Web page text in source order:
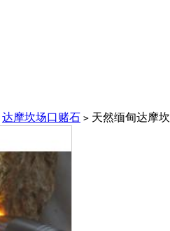
达摩坎场口赌石 > 天然缅甸达摩